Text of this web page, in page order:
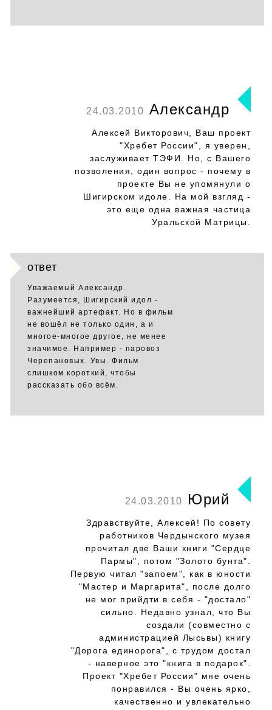
24.03.2010 Александр
Алексей Викторович, Ваш проект
"Хребет России", я уверен,
заслуживает ТЭФИ. Но, с Вашего
позволения, один вопрос - почему в
проекте Вы не упомянули о
Шигирском идоле. На мой взгляд -
это еще одна важная частица
Уральской Матрицы.
ответ
Уважаемый Александр.
Разумеется, Шигирский идол -
важнейший артефакт. Но в фильм
не вошёл не только один, а и
многое-многое другое, не менее
значимое. Например - паровоз
Черепановых. Увы. Фильм
слишком короткий, чтобы
рассказать обо всём.
24.03.2010 Юрий
Здравствуйте, Алексей! По совету
работников Чердынского музея
прочитал две Ваши книги "Сердце
Пармы", потом "Золото бунта".
Первую читал "запоем", как в юности
"Мастер и Маргарита", после долго
не мог прийдти в себя - "достало"
сильно. Недавно узнал, что Вы
создали (совместно с
администрацией Лысьвы) книгу
"Дорога единорога", с трудом достал
- наверное это "книга в подарок".
Проект "Хребет России" мне очень
понравился - Вы очень ярко,
качественно и увлекательно